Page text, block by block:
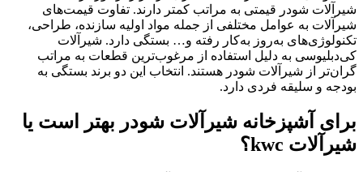
شیرآلات شودر قیمتی به مراتب کمتر دارند. تفاوت قیمت‌های
شیرآلات به عوامل مختلفی از جمله مواد اولیه سازنده، طراحی،
تکنولوژی‌های به‌روز به‌کار رفته و… بستگی دارد. شیرآلات
کی‌دبلیوسی به دلیل استفاده از مرغوب‌ترین قطعات به مراتب
گران‌تر از شیرآلات شودر هستند. انتخاب این دو برند بستگی به
بودجه و سلیقه فردی دارد.
برای آشپزخانه شیرآلات شودر بهتر است یا
شیرآلات kwc؟